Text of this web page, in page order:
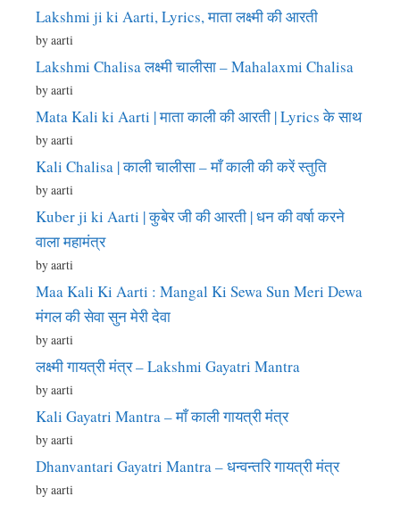
Lakshmi ji ki Aarti, Lyrics, माता लक्ष्मी की आरती
by aarti
Lakshmi Chalisa लक्ष्मी चालीसा – Mahalaxmi Chalisa
by aarti
Mata Kali ki Aarti | माता काली की आरती | Lyrics के साथ
by aarti
Kali Chalisa | काली चालीसा – माँ काली की करें स्तुति
by aarti
Kuber ji ki Aarti | कुबेर जी की आरती | धन की वर्षा करने
वाला महामंत्र
by aarti
Maa Kali Ki Aarti : Mangal Ki Sewa Sun Meri Dewa
मंगल की सेवा सुन मेरी देवा
by aarti
लक्ष्मी गायत्री मंत्र – Lakshmi Gayatri Mantra
by aarti
Kali Gayatri Mantra – माँ काली गायत्री मंत्र
by aarti
Dhanvantari Gayatri Mantra – धन्वन्तरि गायत्री मंत्र
by aarti